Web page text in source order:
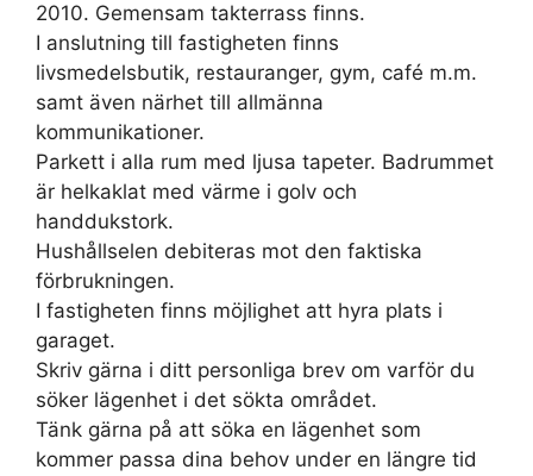
2010. Gemensam takterrass finns.
I anslutning till fastigheten finns
livsmedelsbutik, restauranger, gym, café m.m.
samt även närhet till allmänna
kommunikationer.
Parkett i alla rum med ljusa tapeter. Badrummet
är helkaklat med värme i golv och
handdukstork.
Hushållselen debiteras mot den faktiska
förbrukningen.
I fastigheten finns möjlighet att hyra plats i
garaget.
Skriv gärna i ditt personliga brev om varför du
söker lägenhet i det sökta området.
Tänk gärna på att söka en lägenhet som
kommer passa dina behov under en längre tid